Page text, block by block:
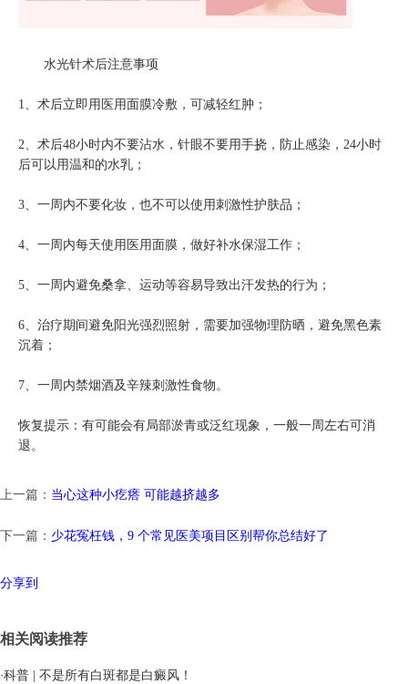
水光针术后注意事项
1、术后立即用医用面膜冷敷，可减轻红肿；
2、术后48小时内不要沾水，针眼不要用手挠，防止感染，24小时
后可以用温和的水乳；
3、一周内不要化妆，也不可以使用刺激性护肤品；
4、一周内每天使用医用面膜，做好补水保湿工作；
5、一周内避免桑拿、运动等容易导致出汗发热的行为；
6、治疗期间避免阳光强烈照射，需要加强物理防晒，避免黑色素
沉着；
7、一周内禁烟酒及辛辣刺激性食物。
恢复提示：有可能会有局部淤青或泛红现象，一般一周左右可消
退。
上一篇： 当心这种小疙瘩 可能越挤越多
下一篇： 少花冤枉钱，9 个常见医美项目区别帮你总结好了
分享到
相关阅读推荐
·科普 | 不是所有白斑都是白癜风！